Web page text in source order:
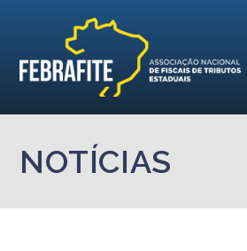
NOTÍCIAS